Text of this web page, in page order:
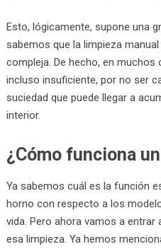
Esto, lógicamente, supone una
sabemos que la limpieza
compleja. De hecho, en
incluso insuficiente, por no ser
suciedad que puede llegar a
interior.
¿Cómo funciona
Ya sabemos cuál es la función
horno con respecto a los
vida. Pero ahora vamos a
esa limpieza. Ya hemos